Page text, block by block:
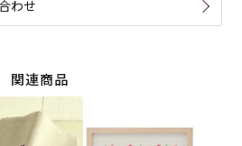
わせ
関連商品